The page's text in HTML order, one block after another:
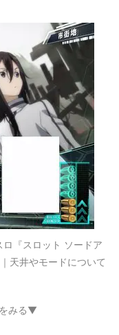
ロ『スロット ソードア
天井やモードについて
みる▼